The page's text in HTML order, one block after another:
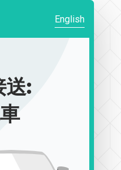
English
送: